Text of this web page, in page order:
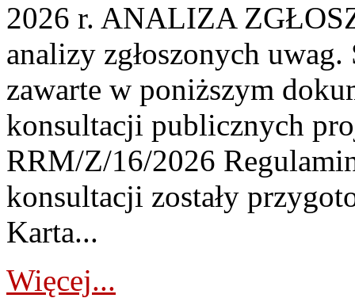
2026 r. ANALIZA
analizy zgłoszonych
zawarte w poniższym
konsultacji publicznych
RRM/Z/16/2026
konsultacji zostały
Karta...
Więcej...